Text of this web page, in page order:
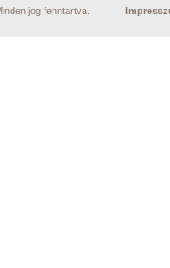
jog fenntartva.